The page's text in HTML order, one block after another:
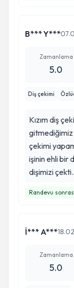
B*** Y***
Zamanlama
5.0
Diş çekimi
Kızım diş
gitmediğimiz
çekimi
işinin ehli bir
dişimizi
Randevu
İ*** A***
Zamanlama
5.0